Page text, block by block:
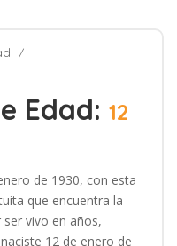
Edad: 12
de 1930, con esta
que encuentra la
vivo en años,
12 de enero de